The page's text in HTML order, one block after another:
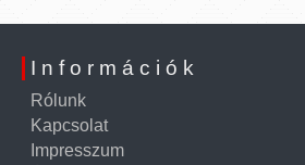
Információk
Rólunk
Kapcsolat
Impresszum